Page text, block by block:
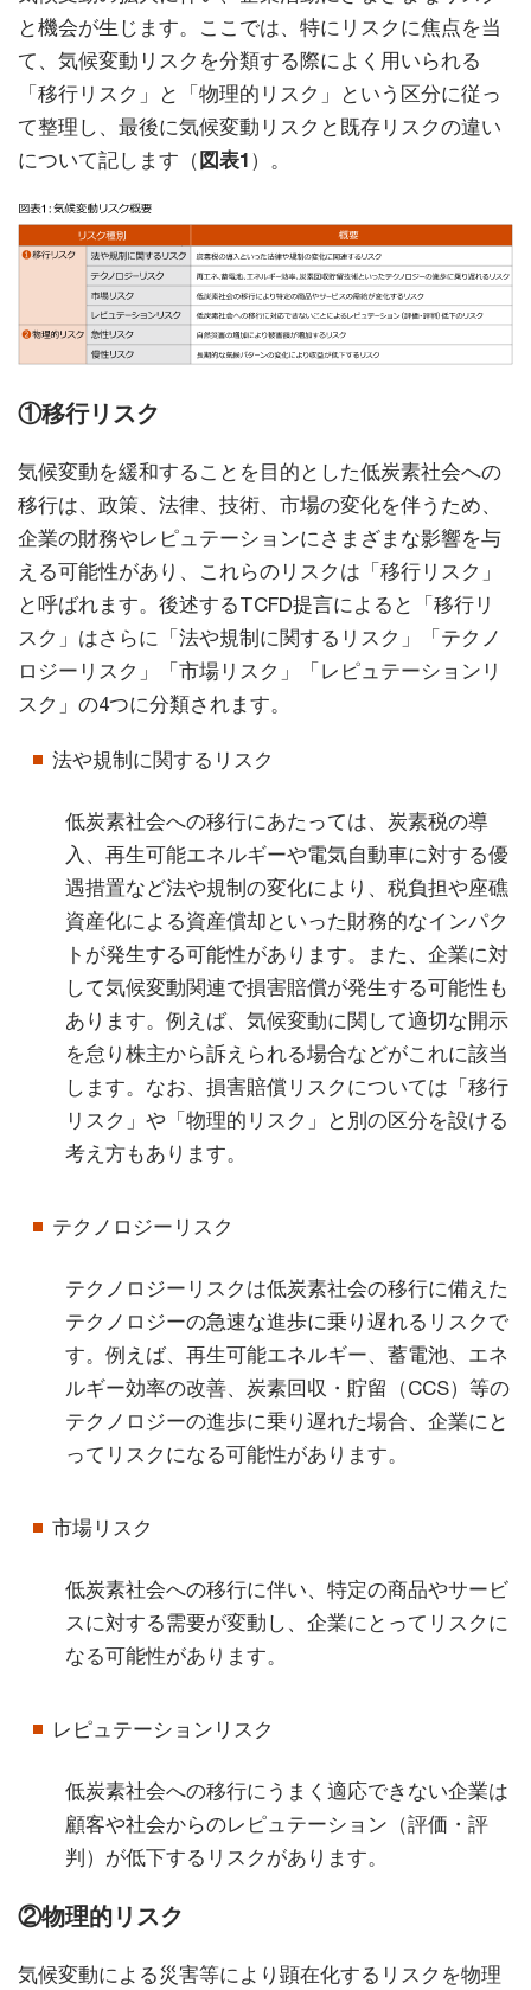
と機会が生じます。ここでは、特にリスクに焦点を当
て、気候変動リスクを分類する際によく用いられる
「移行リスク」と「物理的リスク」という区分に従っ
て整理し、最後に気候変動リスクと既存リスクの違い
について記します（ 図表1 ）。
①移行リスク
気候変動を緩和することを目的とした低炭素社会への
移行は、政策、法律、技術、市場の変化を伴うため、
企業の財務やレピュテーションにさまざまな影響を与
える可能性があり、これらのリスクは「移行リスク」
と呼ばれます。後述するTCFD提言によると「移行リ
スク」はさらに「法や規制に関するリスク」「テクノ
ロジーリスク」「市場リスク」「レピュテーションリ
スク」の4つに分類されます。
法や規制に関するリスク
低炭素社会への移行にあたっては、炭素税の導
入、再生可能エネルギーや電気自動車に対する優
遇措置など法や規制の変化により、税負担や座礁
資産化による資産償却といった財務的なインパク
トが発生する可能性があります。また、企業に対
して気候変動関連で損害賠償が発生する可能性も
あります。例えば、気候変動に関して適切な開示
を怠り株主から訴えられる場合などがこれに該当
します。なお、損害賠償リスクについては「移行
リスク」や「物理的リスク」と別の区分を設ける
考え方もあります。
テクノロジーリスク
テクノロジーリスクは低炭素社会の移行に備えた
テクノロジーの急速な進歩に乗り遅れるリスクで
す。例えば、再生可能エネルギー、蓄電池、エネ
ルギー効率の改善、炭素回収・貯留（CCS）等の
テクノロジーの進歩に乗り遅れた場合、企業にと
ってリスクになる可能性があります。
市場リスク
低炭素社会への移行に伴い、特定の商品やサービ
スに対する需要が変動し、企業にとってリスクに
なる可能性があります。
レピュテーションリスク
低炭素社会への移行にうまく適応できない企業は
顧客や社会からのレピュテーション（評価・評
判）が低下するリスクがあります。
②物理的リスク
気候変動による災害等により顕在化するリスクを物理